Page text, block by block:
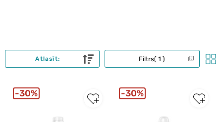
Filtrs 1
Atlasīt:
30% 30%